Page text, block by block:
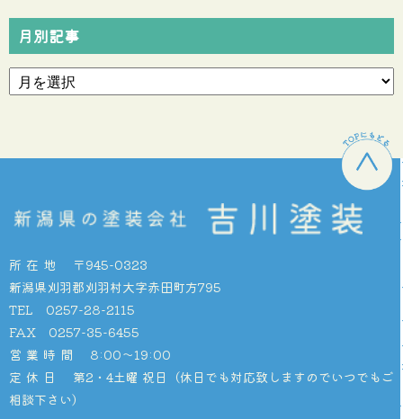
月別記事
所在地
〒945-0323
新潟県刈羽郡刈羽村大字赤田町方795
TEL 0257-28-2115
FAX 0257-35-6455
営業時間
8:00〜19:00
定休日
第2・4土曜 祝日（休日でも対応致しますのでいつでもご
相談下さい）